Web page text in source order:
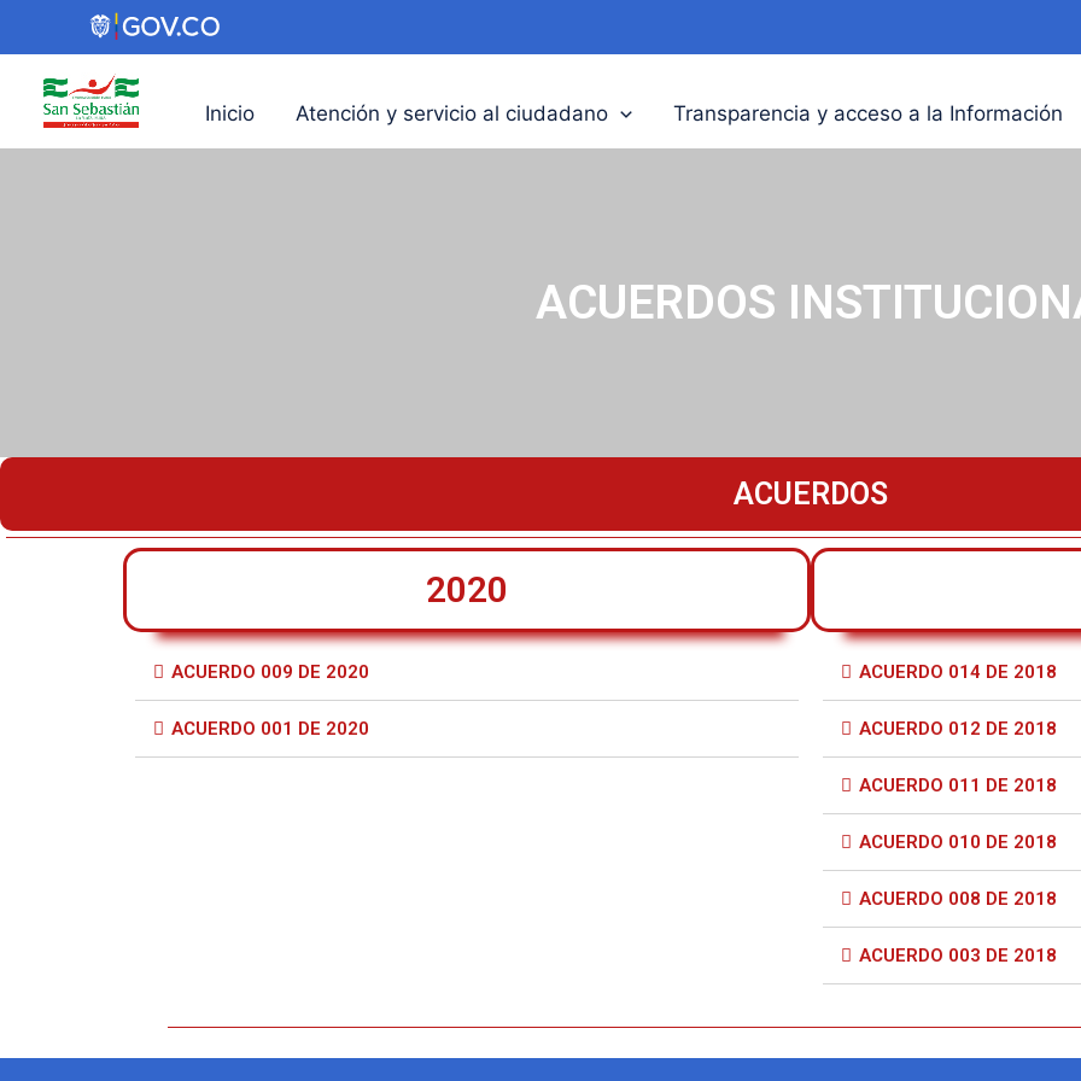
Inicio Atención y servicio al ciudadano Transparencia y acceso a la Información
ACUERDOS
ACUERDOS
2020
ACUERDO 009 DE 2020
ACUERDO 001 DE 2020
ACUERDO 014 DE 2018
ACUERDO 012 DE 2018
ACUERDO 011 DE 2018
ACUERDO 010 DE 2018
ACUERDO 008 DE 2018
ACUERDO 003 DE 2018